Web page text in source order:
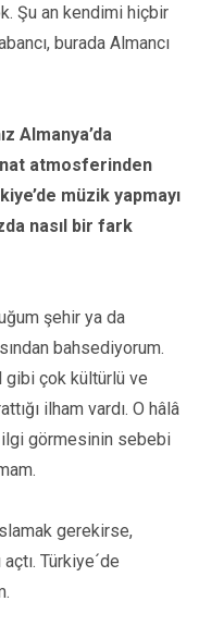
Şu an kendimi hiçbir
burada Almancı
Almanya’da
atmosferinden
müzik yapmayı
nasıl bir fark
şehir ya da
bahsediyorum.
gibi çok kültürlü ve
ilham vardı. O hâlâ
görmesinin sebebi
gerekirse,
Türkiye´de